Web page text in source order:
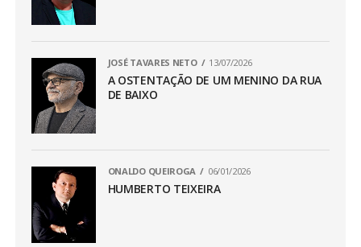
JOSÉ TAVARES NETO 13/07/2026
A OSTENTAÇÃO DE UM MENINO DA RUA
DE BAIXO
ONALDO QUEIROGA 06/01/2026
HUMBERTO TEIXEIRA